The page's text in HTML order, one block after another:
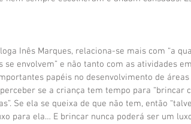
Inês Marques, relaciona-se mais com “a
envolvem” e não tanto com as atividades
papéis no desenvolvimento de
se a criança tem tempo para “brincar
Se ela se queixa de que não tem, então
para ela… E brincar nunca poderá ser um